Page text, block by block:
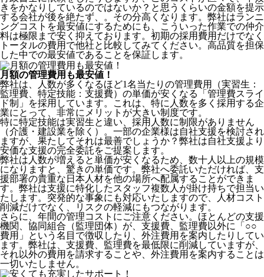
きをかなりしているのではないか？と思うくらいの金額を提示
する会社が後を絶たず、。その分高くなります。弊社はランニ
ングコストを最安値にするためにも、こういった作業での仲介
料は極限まで安く抑えております。 初期の採用費用だけでなく
トータルの費用で他社と比較してみてください。 高品質を担保
した中での最安値であることを保証します。
月額の管理費用も最安値！
弊社は、
人数が多くなるほど1名当たりの管理費用（実習生：
監理費、特定技能：支援費）の単価が安くなる「管理費スライ
ド制」を採用 しています。これは、特に人数を多く採用する企
業にとって、非常にメリットが大きい制度です。
特に特定技能は実習生と違い、採用人数に制限がありません
（介護・建設業を除く）。一部の企業様は自社支援を検討され
ますが、果たしてそれは最善でしょうか？弊社は自社支援より
安価な支援の完全委託をご提案します。
弊社は人数が増えると単価が安くなるため、数十人以上の規模
になりますと、驚きの単価です。弊社へ委託いただければ、支
援部署の貴重な日本人材を他の場所へ配属することができま
す。弊社は支援に特化したスタッフ複数人が掛け持ちで担当い
たします。突発的な事象にも対応いたしますので、人材コスト
削減だけでなく、リスクの軽減にもつながります。
さらに、年間の管理コストにご注意ください。ほとんどの支援
機関、協同組合（監理団体）が、支援費、監理費以外に「○○
費用」という名目で徴収したり、外注費用を案内したりしてい
ます。弊社は、支援費、監理費を最低限に削減していますが、
それ以外の費用を請求することや、外注費用を案内することは
一切いたしません。